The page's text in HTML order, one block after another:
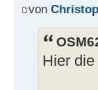
von
Hier